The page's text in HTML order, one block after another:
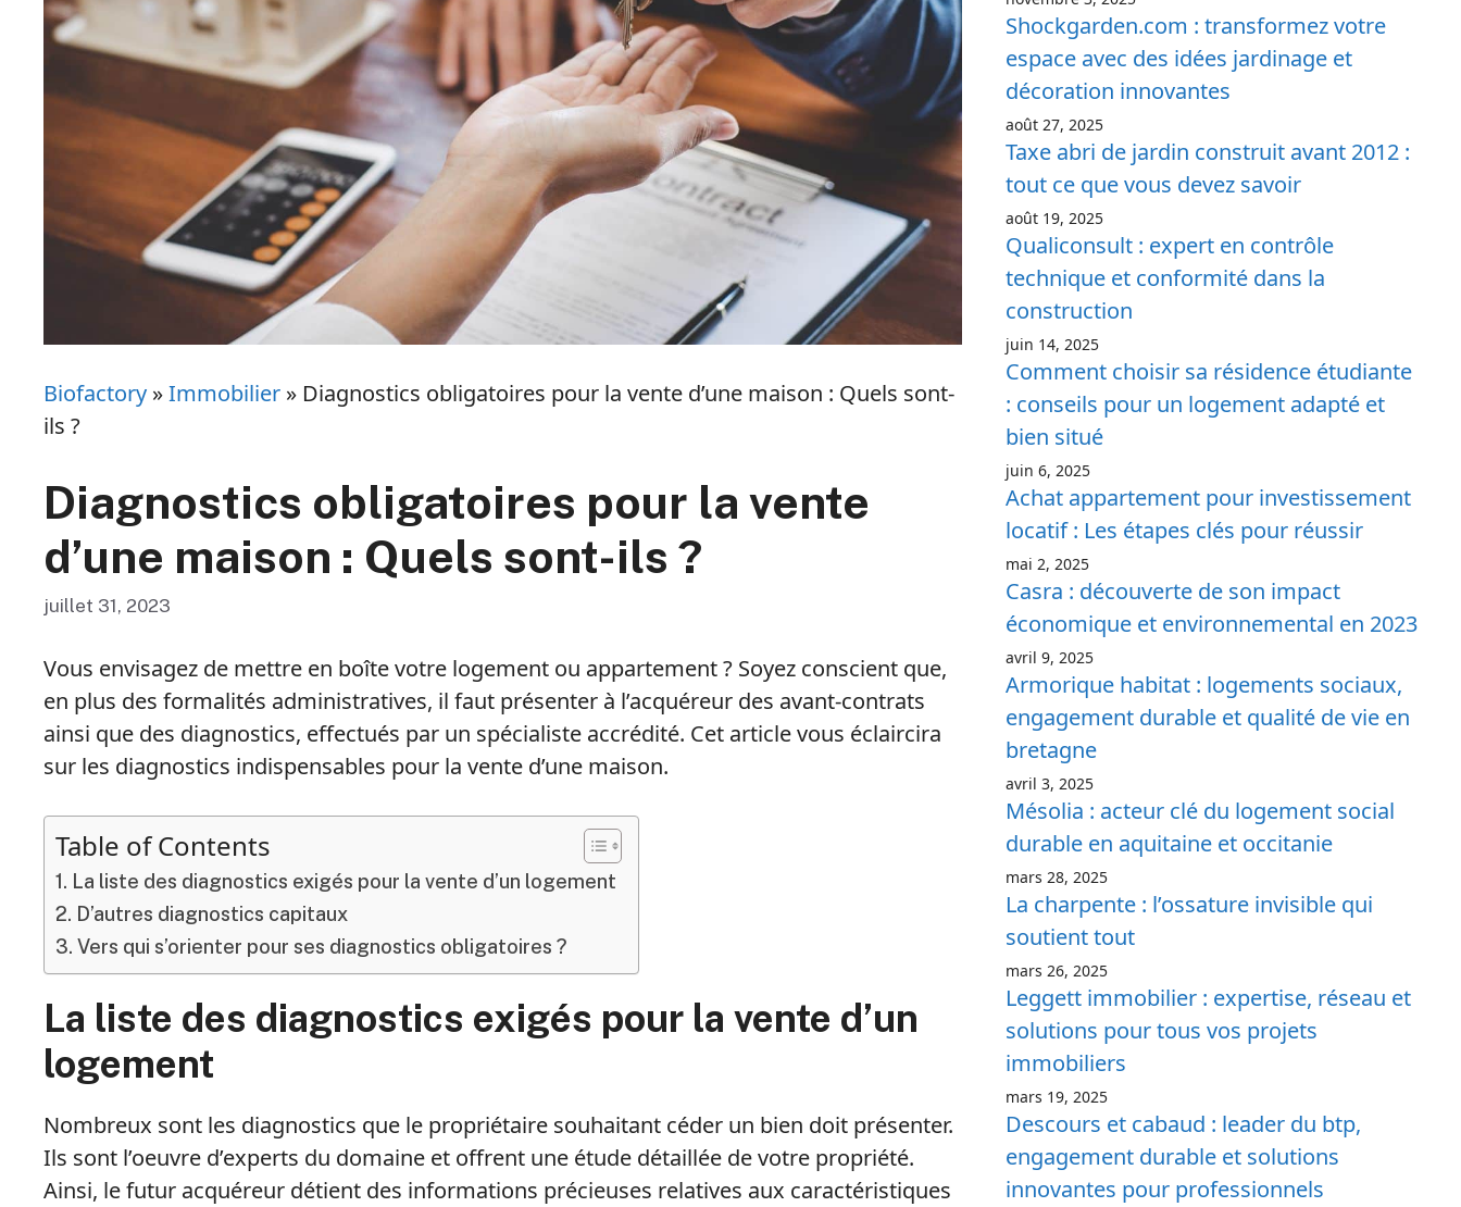
Biofactory »Immobilier » Diagnostics obligatoires pour la vente d’une maison : Quels sont-
ils ?
Diagnostics obligatoires pour la vente
d’une maison : Quels sont-ils ?
juillet 31, 2023
Vous envisagez de mettre en boîte votre logement ou appartement ? Soyez conscient que,
en plus des formalités administratives, il faut présenter à l’acquéreur des avant-contrats
ainsi que des diagnostics, effectués par un spécialiste accrédité. Cet article vous éclaircira
sur les diagnostics indispensables pour la vente d’une maison.
Table of Contents
La liste des diagnostics exigés pour la vente d’un logement
D’autres diagnostics capitaux
Vers qui s’orienter pour ses diagnostics obligatoires ?
La liste des diagnostics exigés pour la vente d’un
logement
Nombreux sont les diagnostics que le propriétaire souhaitant céder un bien doit présenter.
Ils sont l’oeuvre d’experts du domaine et offrent une étude détaillée de votre propriété.
Ainsi, le futur acquéreur détient des informations précieuses relatives aux caractéristiques
Shockgarden.com : transformez votre
espace avec des idées jardinage et
décoration innovantes
août 27, 2025
Taxe abri de jardin construit avant 2012 :
tout ce que vous devez savoir
août 19, 2025
Qualiconsult : expert en contrôle
technique et conformité dans la
construction
juin 14, 2025
Comment choisir sa résidence étudiante
: conseils pour un logement adapté et
bien situé
juin 6, 2025
Achat appartement pour investissement
locatif : Les étapes clés pour réussir
mai 2, 2025
Casra : découverte de son impact
économique et environnemental en 2023
avril 9, 2025
Armorique habitat : logements sociaux,
engagement durable et qualité de vie en
bretagne
avril 3, 2025
Mésolia : acteur clé du logement social
durable en aquitaine et occitanie
mars 28, 2025
La charpente : l’ossature invisible qui
soutient tout
mars 26, 2025
Leggett immobilier : expertise, réseau et
solutions pour tous vos projets
immobiliers
mars 19, 2025
Descours et cabaud : leader du btp,
engagement durable et solutions
innovantes pour professionnels